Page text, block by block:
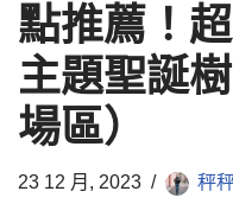
點推薦！
主題聖誕
場區）
23 12 月, 2023 秤